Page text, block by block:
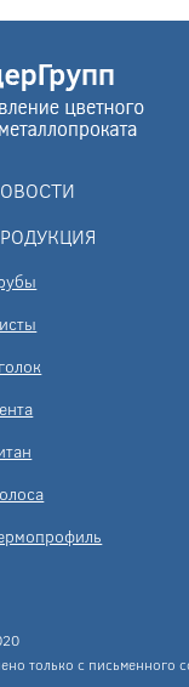
только с письменного